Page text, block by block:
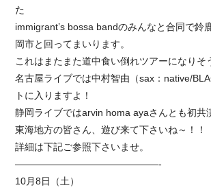
た
immigrant’s bossa bandのみんなと合同で鈴
岡市と回ってまいります。
これはまたまた道中食い倒れツアーになりそ
名古屋ライブでは中村智由（sax：native/
トに入りますよ！
静岡ライブではarvin homa ayaさんとも初共
東海地方の皆さん、遊び来て下さいね～！！
詳細は下記ご参照下さいませ。
———————————————-
10月8日（土）